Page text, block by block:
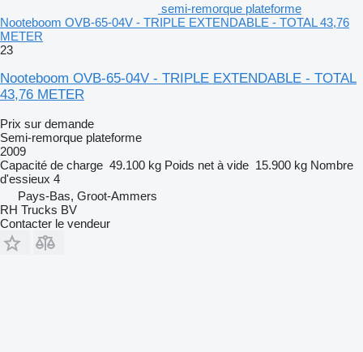
semi-remorque plateforme
Nooteboom OVB-65-04V - TRIPLE EXTENDABLE - TOTAL 43,76
METER
23
Nooteboom OVB-65-04V - TRIPLE EXTENDABLE - TOTAL
43,76 METER
Prix sur demande
Semi-remorque plateforme
2009
Capacité de charge 49.100 kg Poids net à vide 15.900 kg Nombre
d'essieux 4
Pays-Bas, Groot-Ammers
RH Trucks BV
Contacter le vendeur